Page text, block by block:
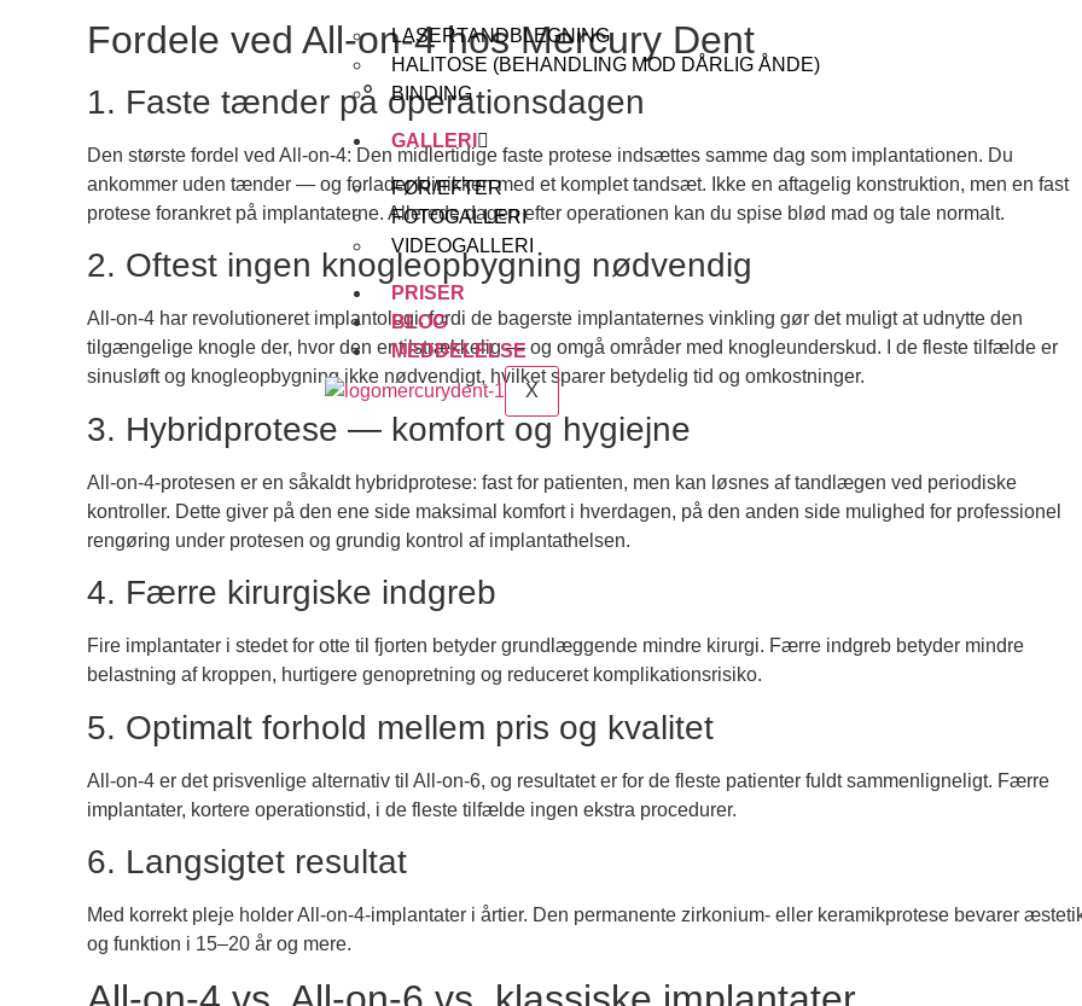
LASERTANDBLEGNING
HALITOSE (BEHANDLING MOD DÅRLIG ÅNDE)
BINDING
GALLERI
FØR/EFTER
FOTOGALLERI
VIDEOGALLERI
PRISER
BLOG
MEDDELELSE
X
Fordele ved All-on-4 hos Mercury Dent
1. Faste tænder på operationsdagen
Den største fordel ved All-on-4: Den midlertidige faste protese indsættes samme dag som implantationen. Du
ankommer uden tænder — og forlader klinikken med et komplet tandsæt. Ikke en aftagelig konstruktion, men en fast
protese forankret på implantaterne. Allerede dagen efter operationen kan du spise blød mad og tale normalt.
2. Oftest ingen knogleopbygning nødvendig
All-on-4 har revolutioneret implantologi, fordi de bagerste implantaternes vinkling gør det muligt at udnytte den
tilgængelige knogle der, hvor den er tilstrækkelig — og omgå områder med knogleunderskud. I de fleste tilfælde er
sinusløft og knogleopbygning ikke nødvendigt, hvilket sparer betydelig tid og omkostninger.
3. Hybridprotese — komfort og hygiejne
All-on-4-protesen er en såkaldt hybridprotese: fast for patienten, men kan løsnes af tandlægen ved periodiske
kontroller. Dette giver på den ene side maksimal komfort i hverdagen, på den anden side mulighed for professionel
rengøring under protesen og grundig kontrol af implantathelsen.
4. Færre kirurgiske indgreb
Fire implantater i stedet for otte til fjorten betyder grundlæggende mindre kirurgi. Færre indgreb betyder mindre
belastning af kroppen, hurtigere genopretning og reduceret komplikationsrisiko.
5. Optimalt forhold mellem pris og kvalitet
All-on-4 er det prisvenlige alternativ til All-on-6, og resultatet er for de fleste patienter fuldt sammenligneligt. Færre
implantater, kortere operationstid, i de fleste tilfælde ingen ekstra procedurer.
6. Langsigtet resultat
Med korrekt pleje holder All-on-4-implantater i årtier. Den permanente zirkonium- eller keramikprotese bevarer
og funktion i 15–20 år og mere.